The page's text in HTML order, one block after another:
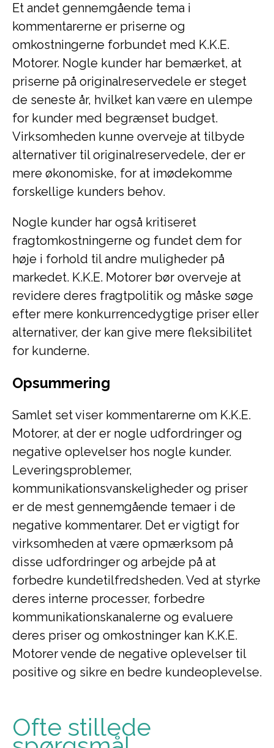
Et andet gennemgående tema i
kommentarerne er priserne og
omkostningerne forbundet med K.K.E.
Motorer. Nogle kunder har bemærket, at
priserne på originalreservedele er steget
de seneste år, hvilket kan være en ulempe
for kunder med begrænset budget.
Virksomheden kunne overveje at tilbyde
alternativer til originalreservedele, der er
mere økonomiske, for at imødekomme
forskellige kunders behov.
Nogle kunder har også kritiseret
fragtomkostningerne og fundet dem for
høje i forhold til andre muligheder på
markedet. K.K.E. Motorer bør overveje at
revidere deres fragtpolitik og måske søge
efter mere konkurrencedygtige priser eller
alternativer, der kan give mere fleksibilitet
for kunderne.
Opsummering
Samlet set viser kommentarerne om K.K.E.
Motorer, at der er nogle udfordringer og
negative oplevelser hos nogle kunder.
Leveringsproblemer,
kommunikationsvanskeligheder og priser
er de mest gennemgående temaer i de
negative kommentarer. Det er vigtigt for
virksomheden at være opmærksom på
disse udfordringer og arbejde på at
forbedre kundetilfredsheden. Ved at styrke
deres interne processer, forbedre
kommunikationskanalerne og evaluere
deres priser og omkostninger kan K.K.E.
Motorer vende de negative oplevelser til
positive og sikre en bedre kundeoplevelse.
Ofte stillede